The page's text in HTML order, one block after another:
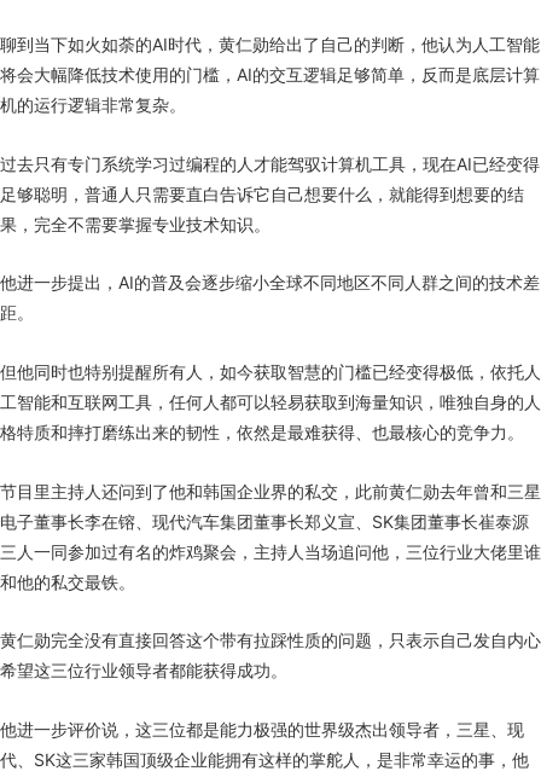
聊到当下如火如荼的AI时代，黄仁勋给出了自己的判断，他认为人工智能
将会大幅降低技术使用的门槛，AI的交互逻辑足够简单，反而是底层计算
机的运行逻辑非常复杂。
过去只有专门系统学习过编程的人才能驾驭计算机工具，现在AI已经变得
足够聪明，普通人只需要直白告诉它自己想要什么，就能得到想要的结
果，完全不需要掌握专业技术知识。
他进一步提出，AI的普及会逐步缩小全球不同地区不同人群之间的技术差
距。
但他同时也特别提醒所有人，如今获取智慧的门槛已经变得极低，依托人
工智能和互联网工具，任何人都可以轻易获取到海量知识，唯独自身的人
格特质和摔打磨练出来的韧性，依然是最难获得、也最核心的竞争力。
节目里主持人还问到了他和韩国企业界的私交，此前黄仁勋去年曾和三星
电子董事长李在镕、现代汽车集团董事长郑义宣、SK集团董事长崔泰源
三人一同参加过有名的炸鸡聚会，主持人当场追问他，三位行业大佬里谁
和他的私交最铁。
黄仁勋完全没有直接回答这个带有拉踩性质的问题，只表示自己发自内心
希望这三位行业领导者都能获得成功。
他进一步评价说，这三位都是能力极强的世界级杰出领导者，三星、现
代、SK这三家韩国顶级企业能拥有这样的掌舵人，是非常幸运的事，他